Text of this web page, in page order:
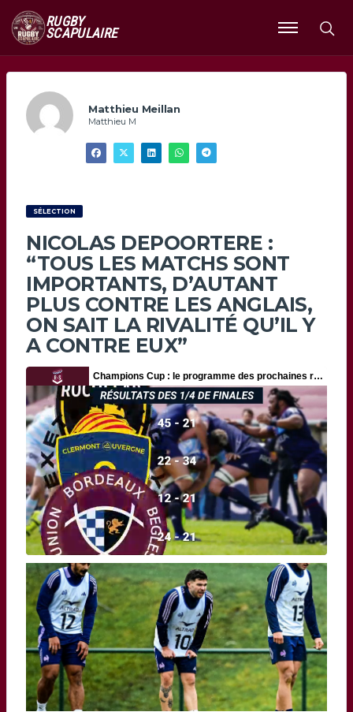
RUGBY
SCAPULAIRE
Ouvrir
le
Matthieu Meillan
Matthieu M
SÉLECTION
NICOLAS DEPOORTERE :
“TOUS LES MATCHS SONT
IMPORTANTS, D’AUTANT
PLUS CONTRE LES ANGLAIS,
ON SAIT LA RIVALITÉ QU’IL Y
A CONTRE EUX”